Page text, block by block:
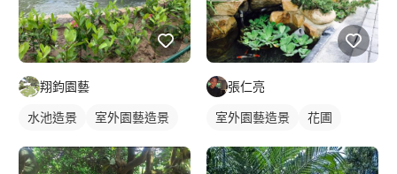
翔鈞園藝
水池造景 室外園藝造景
張仁亮
室外園藝造景 花圃